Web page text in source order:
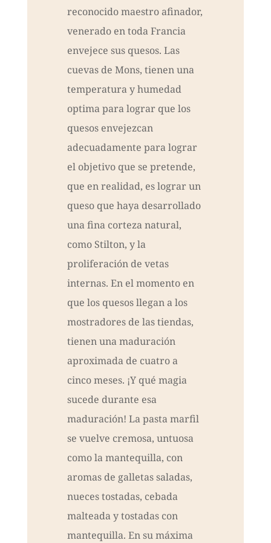
reconocido maestro afinador,
venerado en toda Francia
envejece sus quesos. Las
cuevas de Mons, tienen una
temperatura y humedad
optima para lograr que los
quesos envejezcan
adecuadamente para lograr
el objetivo que se pretende,
que en realidad, es lograr un
queso que haya desarrollado
una fina corteza natural,
como Stilton, y la
proliferación de vetas
internas. En el momento en
que los quesos llegan a los
mostradores de las tiendas,
tienen una maduración
aproximada de cuatro a
cinco meses. ¡Y qué magia
sucede durante esa
maduración! La pasta marfil
se vuelve cremosa, untuosa
como la mantequilla, con
aromas de galletas saladas,
nueces tostadas, cebada
malteada y tostadas con
mantequilla. En su máxima